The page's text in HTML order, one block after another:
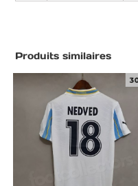
Produits similaires